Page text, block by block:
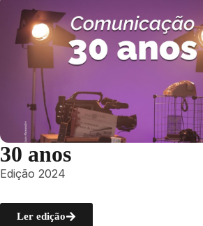
30 anos
Edição 2024
Ler edição